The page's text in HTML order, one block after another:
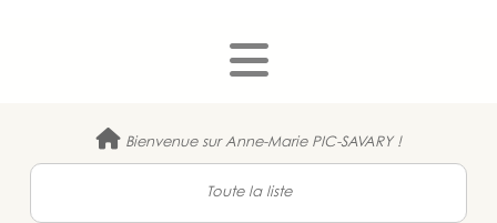
Bienvenue sur Anne-Marie PIC-SAVARY !
Toute la liste